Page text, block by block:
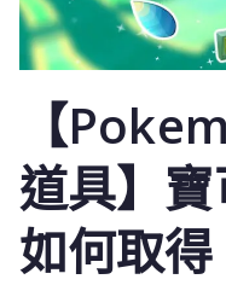
【
道具】
如何取得